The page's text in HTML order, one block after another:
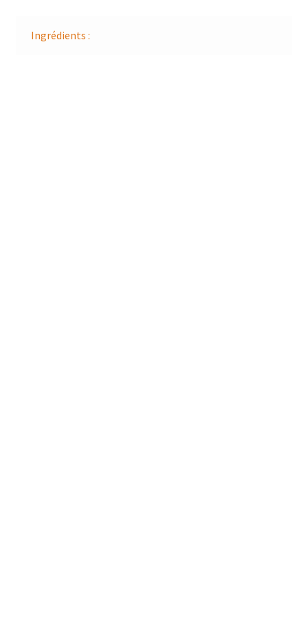
Ingrédients :